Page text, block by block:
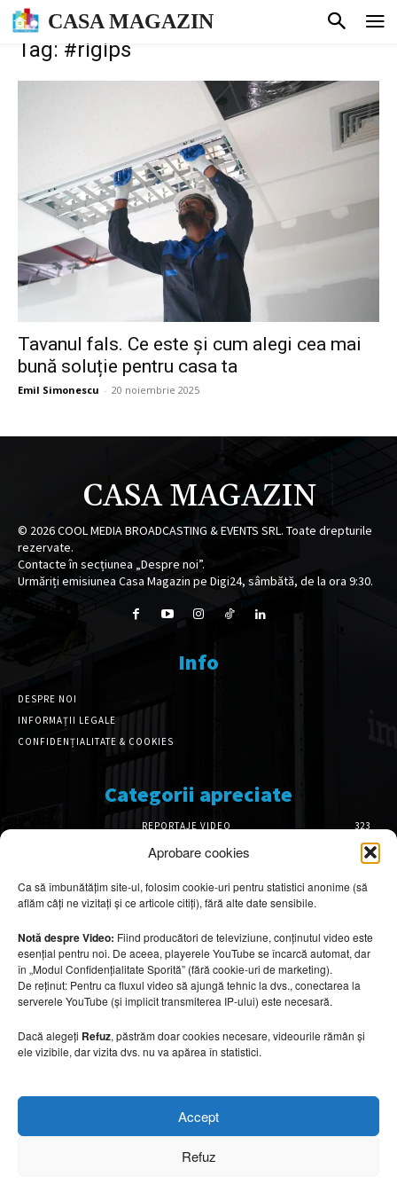
Aprobare cookies
Ca să îmbunătățim site-ul, folosim cookie-uri pentru statistici anonime (să
aflăm câți ne vizitați și ce articole citiți), fără alte date sensibile.
Notă despre Video: Fiind producători de televiziune, conținutul video este
esențial pentru noi. De aceea, playerele YouTube se încarcă automat, dar
în „Modul Confidențialitate Sporită” (fără cookie-uri de marketing).
De reținut: Pentru ca fluxul video să ajungă tehnic la dvs., conectarea la
serverele YouTube (și implicit transmiterea IP-ului) este necesară.
Dacă alegeți Refuz, păstrăm doar cookies necesare, videourile rămân și
ele vizibile, dar vizita dvs. nu va apărea în statistici.
Accept
Refuz
CASA MAGAZIN
Tag: #rigips
Tavanul fals. Ce este și cum alegi cea mai
bună soluție pentru casa ta
Emil Simonescu - 20 noiembrie 2025
CASA MAGAZIN
© 2026COOL MEDIA BROADCASTING & EVENTS SRL. Toate drepturile
rezervate.
Contacte în secțiunea „Despre noi”.
Urmăriți emisiunea Casa Magazin pe Digi24, sâmbătă, de la ora 9:30.
Info
DESPRE NOI
INFORMAȚII LEGALE
CONFIDENȚIALITATE & COOKIES
Categorii apreciate
REPORTAJE VIDEO
323
AMENAJĂRI INTERIOARE
126
DESIGN INTERIOR
64
ARHITECTURĂ & DESIGN
OPINII & ANALIZE
43
Articole recomandate
Secretele construirii bungalourilor
6 august 2026
Cum amenajezi curtea pentru seri de vară